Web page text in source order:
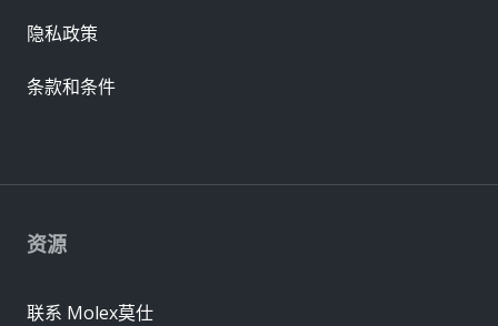
资源
联系 Molex莫仕
隐私政策
条款和条件